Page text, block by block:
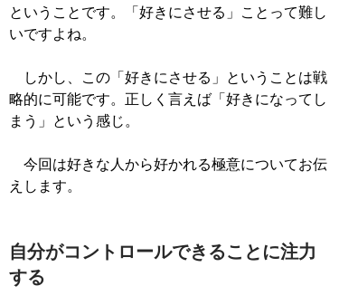
ということです。「好きにさせる」ことって難し
いですよね。
しかし、この「好きにさせる」ということは戦
略的に可能です。正しく言えば「好きになってし
まう」という感じ。
今回は好きな人から好かれる極意についてお伝
えします。
自分がコントロールできることに注力
する